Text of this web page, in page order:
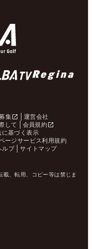
集
運営会社
して
会員規約
基づく表示
ージサービス利用規約
ルプ サイトマップ
、転用、コピー等は禁じま